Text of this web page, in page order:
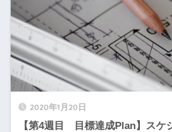
2020年1月20日
【第4週目 目標達成Plan】スケ